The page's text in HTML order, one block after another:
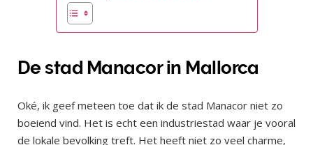
De stad Manacor in Mallorca
Oké, ik geef meteen toe dat ik de stad Manacor niet zo
boeiend vind. Het is echt een industriestad waar je vooral
de lokale bevolking treft. Het heeft niet zo veel charme,